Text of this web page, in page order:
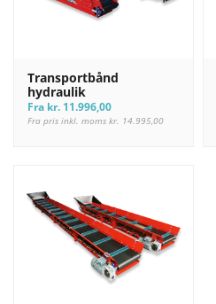
Transportbånd
hydraulik
Fra kr. 11.996,00
Fra pris inkl. moms kr. 14.995,00